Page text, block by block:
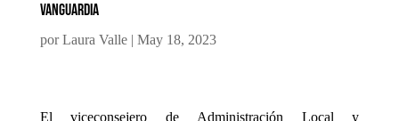
vanguardia
porLaura Valle| May 18, 2023
El viceconsejero de Administración Local y